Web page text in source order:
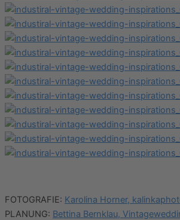
FOTOGRAFIE: Karolina Horner,
PLANUNG: Bettina Bernklau,